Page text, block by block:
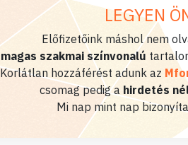
LEGYEN
Előfizetőink máshol nem
magas szakmai színvonalú
Korlátlan hozzáférést adunk az
csomag pedig a hirdetés
Mi nap mint nap